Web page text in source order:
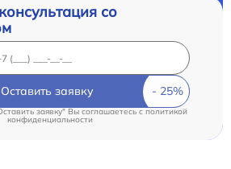
со
Оставить заявку
заявку" Вы соглашаетесь c политикой
конфиденциальности